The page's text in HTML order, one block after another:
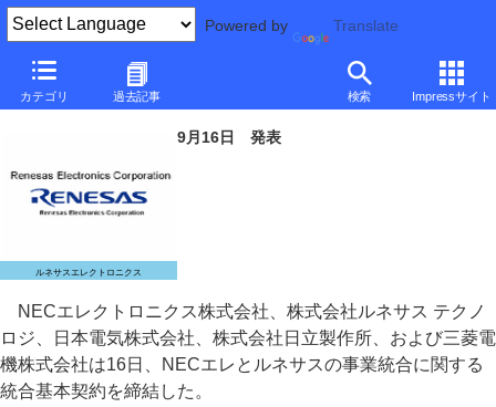
Powered by Translate
カテゴリ 過去記事 検索 Impressサイト
NECエレとルネサス、事業統合後の会社名を決定
～「ルネサス エレクトロニクス」へ
ルネサスエレクトロニクス
9月16日 発表
NECエレクトロニクス株式会社、株式会社ルネサス テクノ
ロジ、日本電気株式会社、株式会社日立製作所、および三菱電
機株式会社は16日、NECエレとルネサスの事業統合に関する
統合基本契約を締結した。